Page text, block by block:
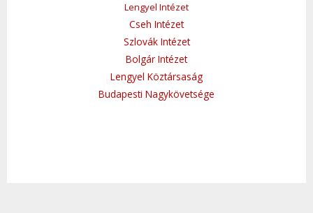
Lengyel Intézet
Cseh Intézet
Szlovák Intézet
Bolgár Intézet
Lengyel Köztársaság
Budapesti Nagykövetsége